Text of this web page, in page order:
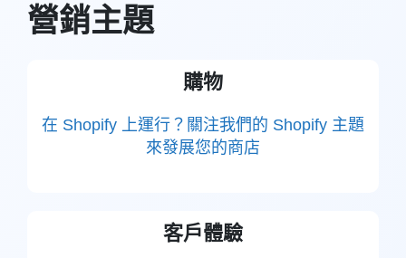
營銷主題
購物
在 Shopify 上運行？關注我們的 Shopify 主題
來發展您的商店
客戶體驗